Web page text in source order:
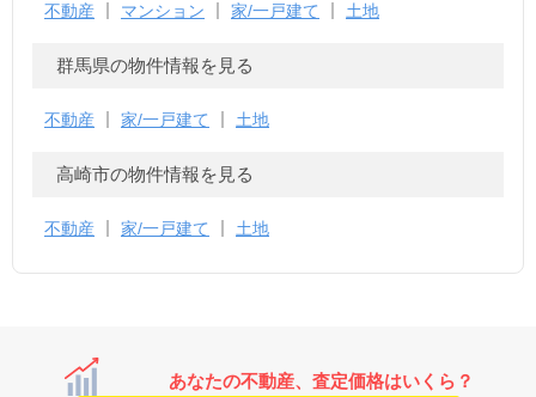
不動産 マンション 家/一戸建て 土地
群馬県の物件情報を見る
不動産 家/一戸建て 土地
高崎市の物件情報を見る
不動産 家/一戸建て 土地
あなたの不動産、査定価格はいくら？